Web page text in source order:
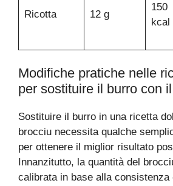
Ricotta 12 g
150
kcal
Modifiche pratiche nelle
per sostituire il burro con
Sostituire il burro in una ricetta
brocciu necessita qualche
per ottenere il miglior risultato
Innanzitutto, la quantità del
calibrata in base alla consistenza